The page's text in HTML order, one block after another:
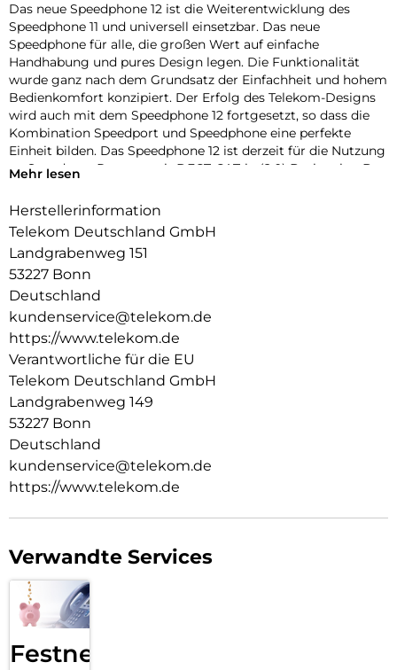
Das neue Speedphone 12 ist die Weiterentwicklung des
Speedphone 11 und universell einsetzbar. Das neue
Speedphone für alle, die großen Wert auf einfache
Handhabung und pures Design legen. Die Funktionalität
wurde ganz nach dem Grundsatz der Einfachheit und hohem
Bedienkomfort konzipiert. Der Erfolg des Telekom-Designs
wird auch mit dem Speedphone 12 fortgesetzt, so dass die
Kombination Speedport und Speedphone eine perfekte
Einheit bilden. Das Speedphone 12 ist derzeit für die Nutzung
an Speedport-Routern mit DECT-CAT-iq (2.0) Basis, wie z.B.
einem IP-basierten Anschluss optimiert. Das große
Multifunktionstaste (3-Wege Navigation), die einfache
Inbetriebnahme, die intuitive Benutzerführung und HD Voice
runden das Kundenerlebnis ab.
Mehr lesen
Herstellerinformation
Telekom Deutschland GmbH
Landgrabenweg 151
53227 Bonn
Deutschland
kundenservice@telekom.de
https://www.telekom.de
Verantwortliche für die EU
Telekom Deutschland GmbH
Landgrabenweg 149
53227 Bonn
Deutschland
kundenservice@telekom.de
https://www.telekom.de
Verwandte Services
Festnetz